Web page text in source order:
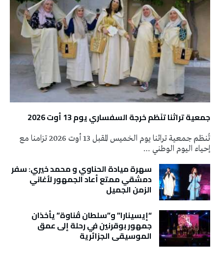
جمعية تراثنا تنَظم خرجة السفساري يوم 13 أوت 2026
تُنظم جمعية تراثنا يوم الخميس المقبل 13 أوت 2026 تزامنا مع
إحياء اليوم الوطني …
سهرة ميادة الحناوي و محمد خيري: سفر
دمشقي ممتع أعاد الجمهور لأغاني
الزمن الجميل
“إيسينارا” و”سلطان ڤناوة” يأخذان
جمهور بوقرنين في رحلة إلى عمق
الموسيقى الجزائرية